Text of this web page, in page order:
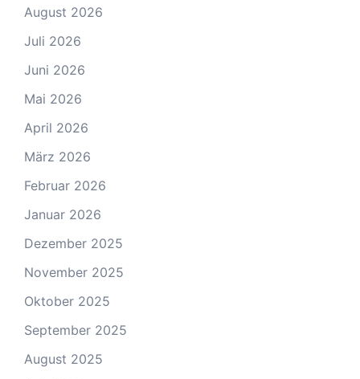
August 2026
Juli 2026
Juni 2026
Mai 2026
April 2026
März 2026
Februar 2026
Januar 2026
Dezember 2025
November 2025
Oktober 2025
September 2025
August 2025